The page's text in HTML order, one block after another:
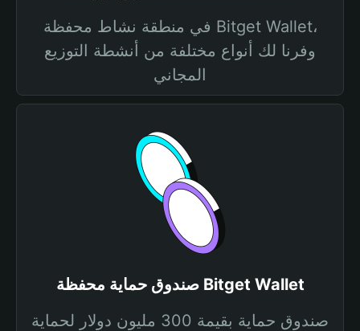
في منطقة نشاط محفظة Bitget Wallet،
وفرنا لك أنواع مختلفة من أنشطة التوزيع
المجاني
صندوق حماية محفظة Bitget Wallet
صندوق حماية بقيمة 300 مليون دولار لحماية